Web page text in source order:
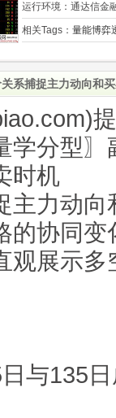
运行环境： 通达信金
相关Tags： 量能博弈
系捕捉主力动向和
学分型
时机
主力动
的协同
观展示
与135